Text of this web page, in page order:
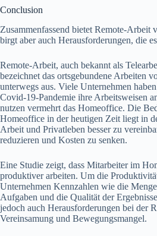
Conclusion
Zusammenfassend bietet Remote-Arbeit
birgt aber auch Herausforderungen, die
Remote-Arbeit, auch bekannt als
bezeichnet das ortsgebundene Arbeiten
unterwegs aus. Viele Unternehmen
Covid-19-Pandemie ihre Arbeitsweisen
nutzen vermehrt das Homeoffice. Die
Homeoffice in der heutigen Zeit liegt in
Arbeit und Privatleben besser zu
reduzieren und Kosten zu senken.
Eine Studie zeigt, dass Mitarbeiter im
produktiver arbeiten. Um die
Unternehmen Kennzahlen wie die
Aufgaben und die Qualität der
jedoch auch Herausforderungen bei der
Vereinsamung und Bewegungsmangel.